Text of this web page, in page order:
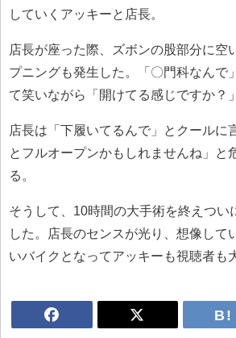
していくアッキーと店長。
店長が座った際、ズボンの股部分に空
プニングも発生した。「〇門科なんで
て笑いながら「開けてる感じですか？
店長は「下履いてるんで」とクールに
とフルオープンかもしれませんね」と
る。
そうして、10時間の大手術を終えつい
した。店長のセンスが光り、想像して
いバイクとなってアッキーも視聴者も